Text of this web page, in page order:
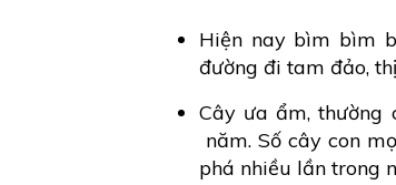
Hiện nay bìm bìm
đường đi tam đảo,
Cây ưa ẩm, thường
năm. Số cây con
phá nhiều lần trong